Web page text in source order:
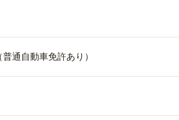
通自動車免許あり）